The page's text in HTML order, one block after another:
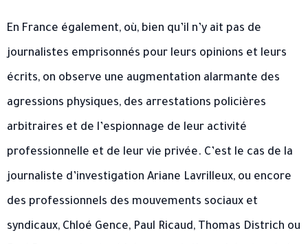
En France également, où, bien qu’il n’y ait pas de
journalistes emprisonnés pour leurs opinions et leurs
écrits, on observe une augmentation alarmante des
agressions physiques, des arrestations policières
arbitraires et de l’espionnage de leur activité
professionnelle et de leur vie privée. C’est le cas de la
journaliste d’investigation Ariane Lavrilleux, ou encore
des professionnels des mouvements sociaux et
syndicaux, Chloé Gence, Paul Ricaud, Thomas Districh ou